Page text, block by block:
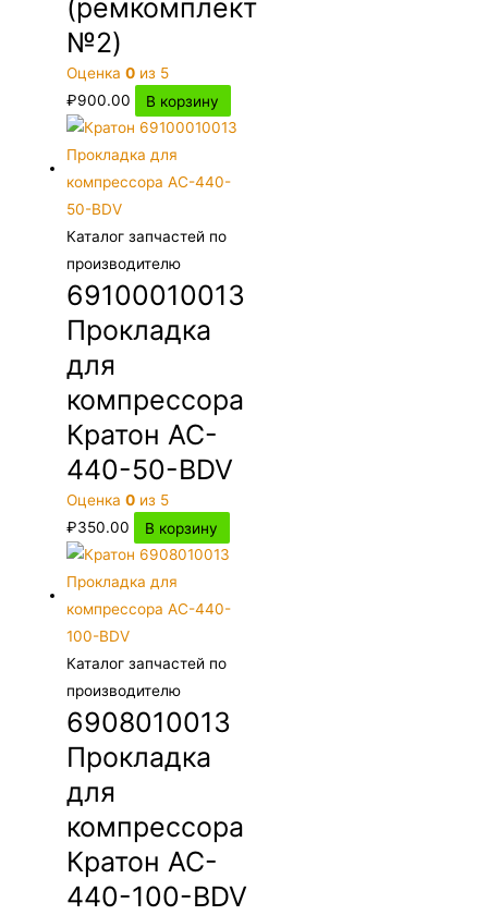
(ремкомплект
№2)
Оценка0 из 5
₽900.00 В корзину
Каталог запчастей по
производителю
69100010013
Прокладка
для
компрессора
Кратон AC-
440-50-BDV
Оценка0 из 5
₽350.00 В корзину
Каталог запчастей по
производителю
6908010013
Прокладка
для
компрессора
Кратон AC-
440-100-BDV